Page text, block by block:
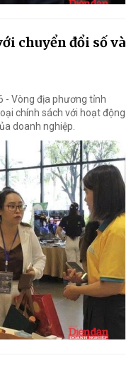
chuyển đổi số và
- Vòng địa phương tỉnh
chính sách với hoạt động
doanh nghiệp.